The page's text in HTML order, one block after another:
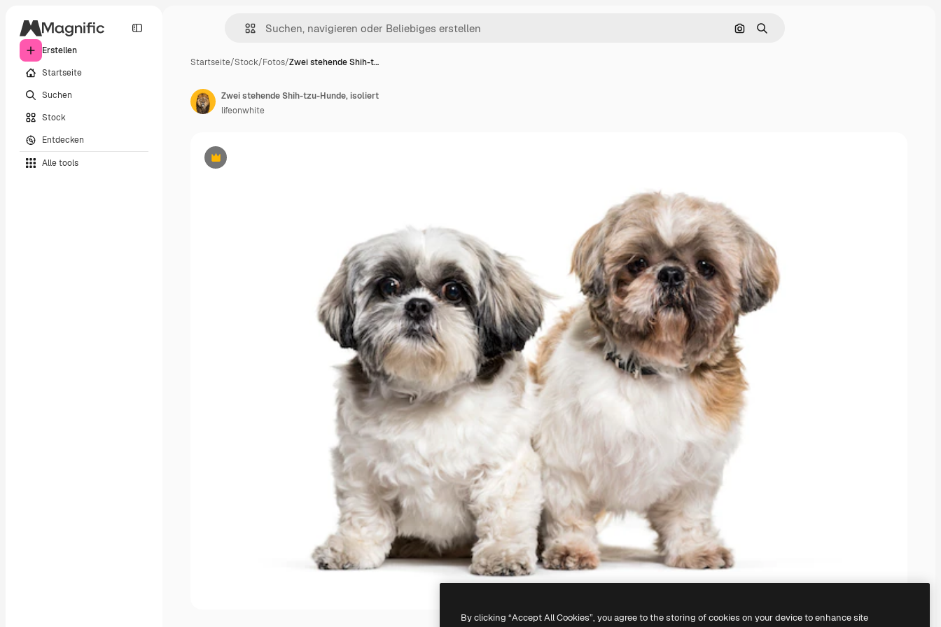
Erstellen
Startseite
Suchen
Stock
Entdecken
Alle tools
Nach Bild suchen
Suchen
Startseite/Stock/Fotos/Zwei stehende Shih-t…
Premium
Zwei stehende Shih-tzu-Hunde, isoliert
lifeonwhite
By clicking “Accept All Cookies”, you agree to the storing of cookies on your device to enhance site